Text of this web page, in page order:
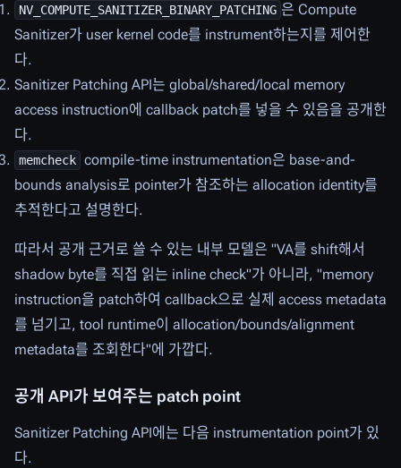
NV_COMPUTE_SANITIZER_BINARY_PATCHING 은 Compute
Sanitizer가 user kernel code를 instrument하는지를 제어한
다.
Sanitizer Patching API는 global/shared/local memory
access instruction에 callback patch를 넣을 수 있음을 공개한
다.
memcheck compile-time instrumentation은 base-and-
bounds analysis로 pointer가 참조하는 allocation identity를
추적한다고 설명한다.
따라서 공개 근거로 쓸 수 있는 내부 모델은 "VA를 shift해서
shadow byte를 직접 읽는 inline check"가 아니라, "memory
instruction을 patch하여 callback으로 실제 access metadata
를 넘기고, tool runtime이 allocation/bounds/alignment
metadata를 조회한다"에 가깝다.
공개 API가 보여주는 patch point
Sanitizer Patching API에는 다음 instrumentation point가 있
다.